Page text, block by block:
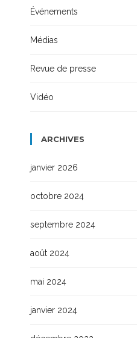
Événements
Médias
Revue de presse
Vidéo
ARCHIVES
janvier 2026
octobre 2024
septembre 2024
août 2024
mai 2024
janvier 2024